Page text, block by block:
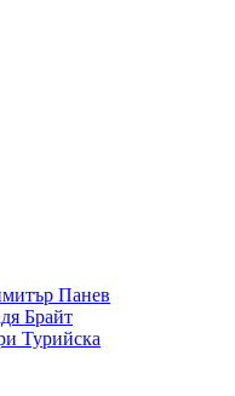
Панев
Брайт
Турийска